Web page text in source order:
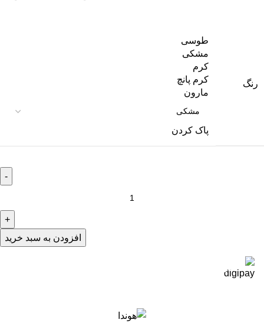
رنگ
طوسی
مشکی
کرم
کرم پانچ
مارون
پاک کردن
افزودن به سبد خرید
در ۴ قسط با دیجی‌پی